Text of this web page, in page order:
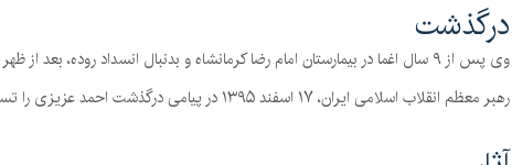
درگذشت
وی پس از ۹ سال اغما در بیمارستان امام رضا کرمانشاه و بدنبال انسداد روده، بعد از ظهر روز دوشنبه ۱۶ اسفندماه ۱۳۹۵ در ۵۸ سالگی درگذشت
رهبر معظم انقلاب اسلامی ایران، ۱۷ اسفند ۱۳۹۵ در پیامی درگذشت احمد عزیزی را تسلیت گفت.